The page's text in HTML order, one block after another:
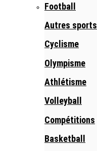
Football
Autres sports
Cyclisme
Olympisme
Athlétisme
Volleyball
Compétitions
Basketball